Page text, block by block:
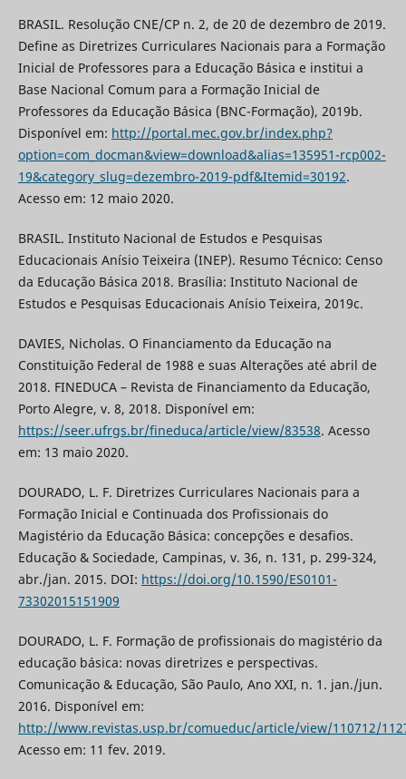
BRASIL. Resolução CNE/CP n. 2, de 20 de dezembro de 2019.
Define as Diretrizes Curriculares Nacionais para a Formação
Inicial de Professores para a Educação Básica e institui a
Base Nacional Comum para a Formação Inicial de
Professores da Educação Básica (BNC-Formação), 2019b.
Disponível em: http://portal.mec.gov.br/index.php?
option=com_docman&view=download&alias=135951-rcp002-
19&category_slug=dezembro-2019-pdf&Itemid=30192.
Acesso em: 12 maio 2020.
BRASIL. Instituto Nacional de Estudos e Pesquisas
Educacionais Anísio Teixeira (INEP). Resumo Técnico: Censo
da Educação Básica 2018. Brasília: Instituto Nacional de
Estudos e Pesquisas Educacionais Anísio Teixeira, 2019c.
DAVIES, Nicholas. O Financiamento da Educação na
Constituição Federal de 1988 e suas Alterações até abril de
2018. FINEDUCA – Revista de Financiamento da Educação,
Porto Alegre, v. 8, 2018. Disponível em:
https://seer.ufrgs.br/fineduca/article/view/83538. Acesso
em: 13 maio 2020.
DOURADO, L. F. Diretrizes Curriculares Nacionais para a
Formação Inicial e Continuada dos Profissionais do
Magistério da Educação Básica: concepções e desafios.
Educação & Sociedade, Campinas, v. 36, n. 131, p. 299-324,
abr./jan. 2015. DOI: https://doi.org/10.1590/ES0101-
73302015151909
DOURADO, L. F. Formação de profissionais do magistério da
educação básica: novas diretrizes e perspectivas.
Comunicação & Educação, São Paulo, Ano XXI, n. 1. jan./jun.
2016. Disponível em:
http://www.revistas.usp.br/comueduc/article/view/110712/
Acesso em: 11 fev. 2019.